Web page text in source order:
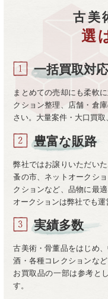
古美
選
一括買取対
まとめての売却にも柔軟
クション整理、店舗・倉
さい。大量案件・大口買取
豊富な販路
弊社ではお譲りいただい
蚤の市、ネットオークシ
クションなど、品物に最
オークションは弊社でも運
実績多数
古美術・骨董品をはじめ
酒・各種コレクションな
お買取品の一部は参考と
す。